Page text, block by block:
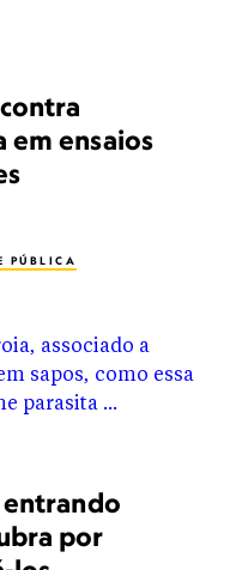
em ensaios
PÚBLICA
entrando
por